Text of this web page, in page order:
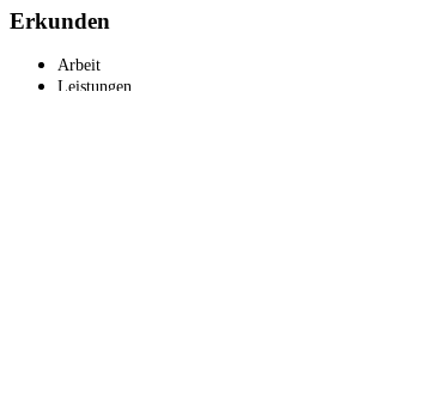
Erkunden
Arbeit
Leistungen